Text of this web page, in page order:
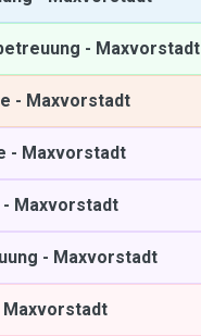
- Maxvorstadt
- Maxvorstadt
- Maxvorstadt
- Maxvorstadt
- Maxvorstadt
Maxvorstadt